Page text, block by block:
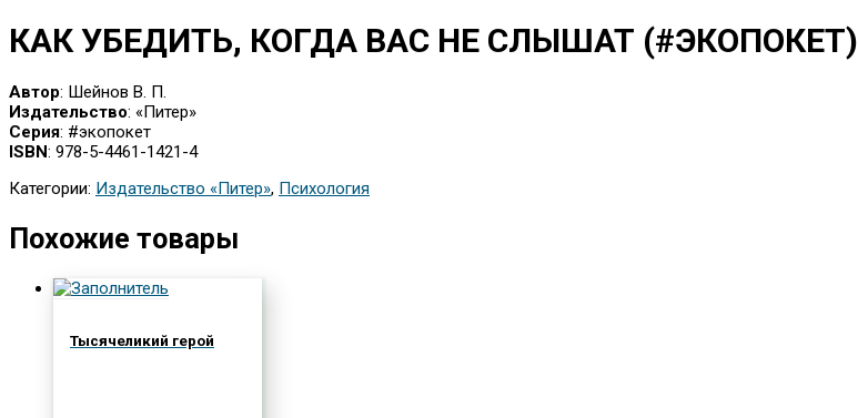
КАК УБЕДИТЬ, КОГДА ВАС НЕ СЛЫШАТ (#ЭКОПОКЕТ)
Автор: Шейнов В. П.
Издательство: «Питер»
Серия: #экопокет
ISBN: 978-5-4461-1421-4
Категории: Издательство «Питер», Психология
Похожие товары
Тысячеликий герой